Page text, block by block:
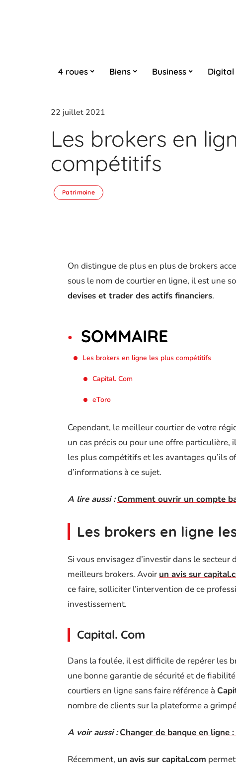
4 roues Biens Business Digital
22 juillet 2021
Les brokers en
compétitifs
Patrimoine
On distingue de plus en plus de brokers
sous le nom de courtier en ligne, il est une
devises et trader des actifs financiers.
SOMMAIRE
Les brokers en ligne les plus compétitifs
Capital. Com
eToro
Cependant, le meilleur courtier de votre
un cas précis ou pour une offre particulière,
les plus compétitifs et les avantages qu’ils
d’informations à ce sujet.
A lire aussi : Comment ouvrir un compte
Les brokers en ligne
Si vous envisagez d’investir dans le
meilleurs brokers. Avoir un avis sur
ce faire, solliciter l’intervention de ce
investissement.
Capital. Com
Dans la foulée, il est difficile de repérer les
une bonne garantie de sécurité et de
courtiers en ligne sans faire référence à
nombre de clients sur la plateforme a
A voir aussi : Changer de banque en ligne
Récemment, un avis sur capital.com